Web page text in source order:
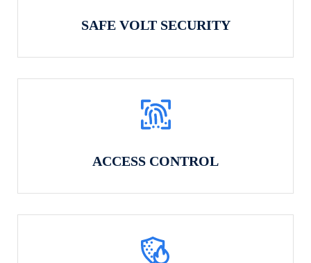
SAFE VOLT SECURITY
ACCESS CONTROL